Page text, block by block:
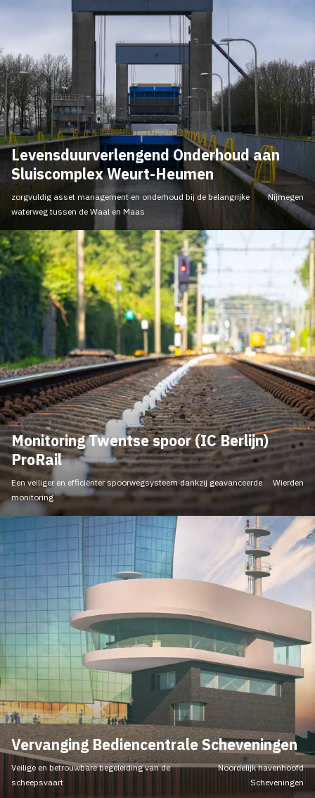
Levensduurverlengend Onderhoud aan
Sluiscomplex Weurt-Heumen
zorgvuldig asset management en onderhoud bij de belangrijke
waterweg tussen de Waal en Maas
Nijmegen
Monitoring Twentse spoor (IC Berlijn)
ProRail
Een veiliger en efficiënter spoorwegsysteem dankzij geavanceerde
monitoring
Wierden
Vervanging Bediencentrale Scheveningen
Veilige en betrouwbare begeleiding van de
scheepsvaart
Noordelijk havenhoofd
Scheveningen